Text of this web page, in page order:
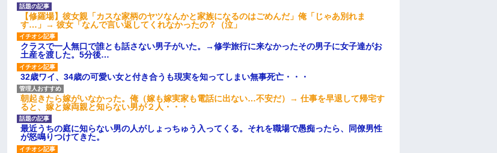
【修羅場】彼女親「カスな家柄のヤツなんかと家族になるのはごめんだ」俺「じゃあ別れま
す…」→ 彼女「なんで言い返してくれなかったの？（泣」
クラスで一人無口で誰とも話さない男子がいた。→修学旅行に来なかったその男子に女子達がお
土産を渡した。5分後…
32歳ワイ、34歳の可愛い女と付き合うも現実を知ってしまい無事死亡・・・
朝起きたら嫁がいなかった。俺（嫁も嫁実家も電話に出ない…不安だ）→ 仕事を早退して帰宅す
ると、嫁と嫁両親と知らない男が２人・・・
最近うちの庭に知らない男の人がしょっちゅう入ってくる。それを職場で愚痴ったら、同僚男性
が怒鳴りつけてきた。